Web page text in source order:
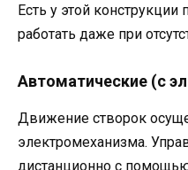
Есть у этой конструкции
работать даже при
Автоматические (с
Движение створок
электромеханизма.
дистанционно с